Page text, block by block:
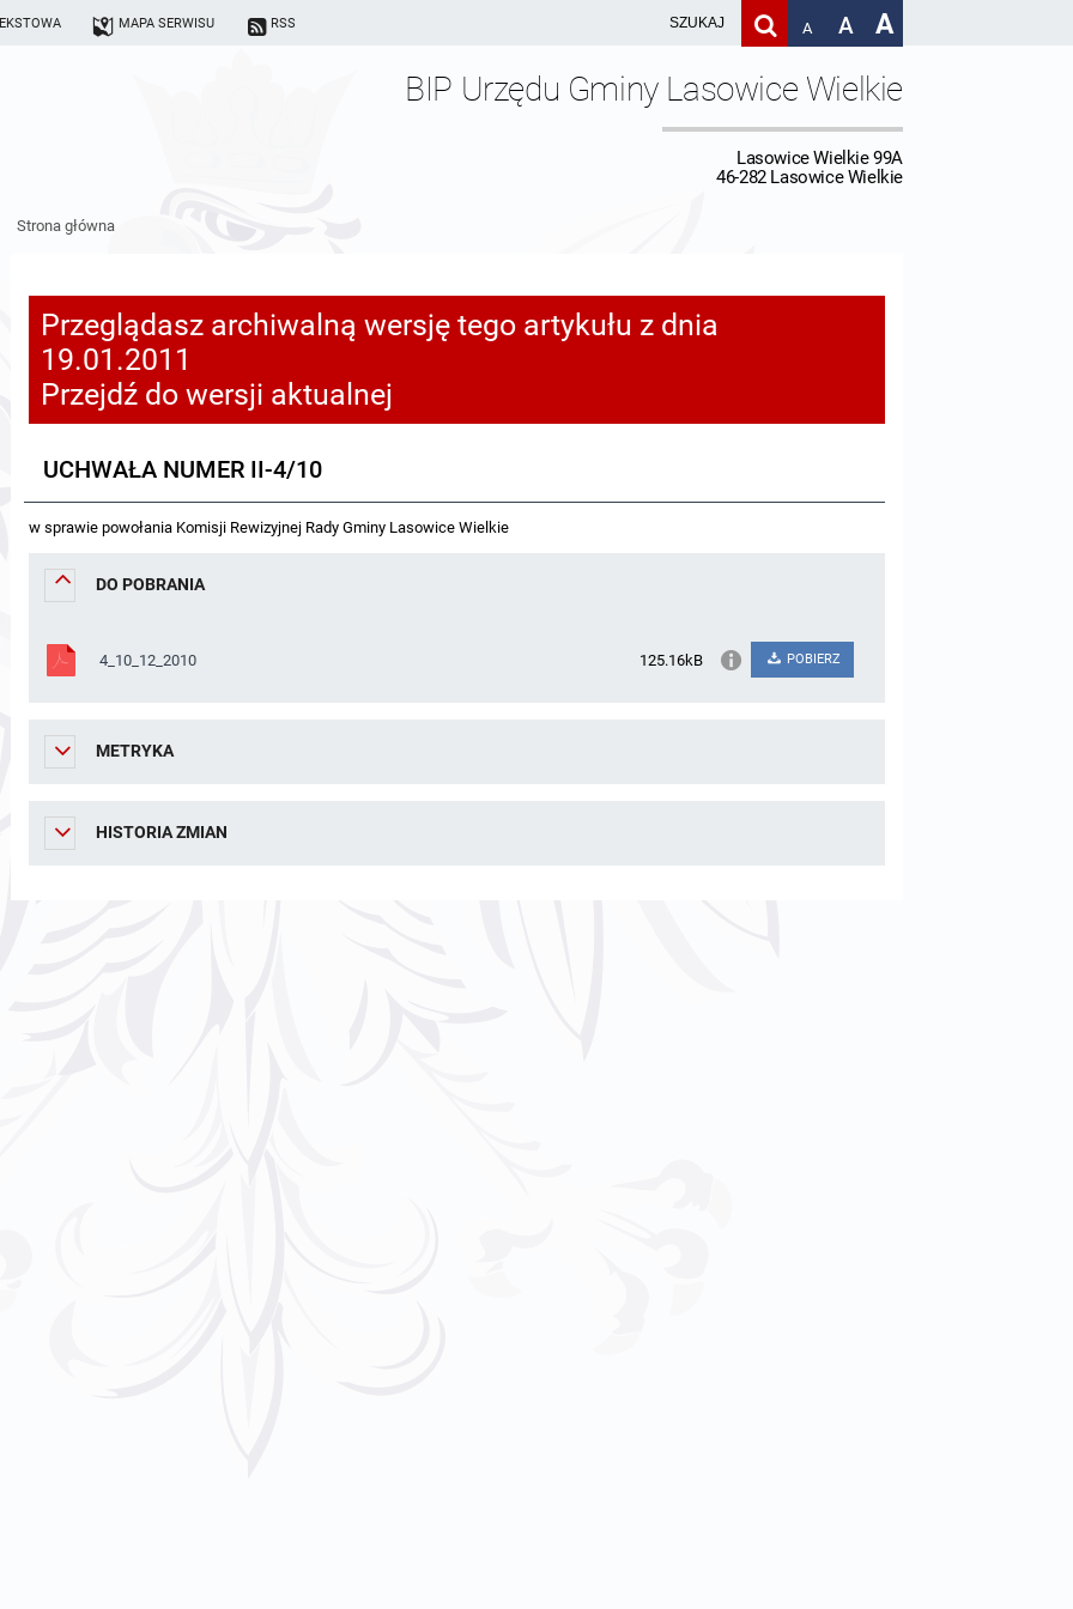
MAPA SERWISU RSS A A A
BIP Urzędu Gminy Lasowice Wielkie
Lasowice Wielkie 99A
46-282 Lasowice Wielkie
Strona główna
Przeglądasz archiwalną wersję tego artykułu z dnia
19.01.2011
Przejdź do wersji aktualnej
UCHWAŁA NUMER II-4/10
w sprawie powołania Komisji Rewizyjnej Rady Gminy Lasowice Wielkie
DO POBRANIA
4_10_12_2010 125.16kB POBIERZ
METRYKA
HISTORIA ZMIAN